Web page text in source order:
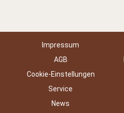
Impressum
AGB
Cookie-Einstellungen
Service
News